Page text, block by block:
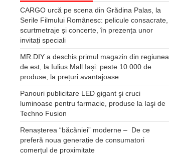
CARGO urcă pe scena din Grădina Palas, la
Serile Filmului Românesc: pelicule consacrate,
scurtmetraje și concerte, în prezența unor
invitați speciali
MR.DIY a deschis primul magazin din regiunea
de est, la Iulius Mall Iași: peste 10.000 de
produse, la prețuri avantajoase
Panouri publicitare LED gigant şi cruci
luminoase pentru farmacie, produse la Iaşi de
Techno Fusion
Renașterea “băcăniei” moderne – De ce
preferă noua generație de consumatori
comerțul de proximitate